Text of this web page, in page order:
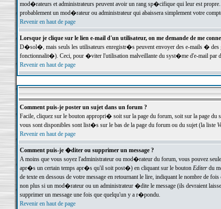
mod�rateurs et administrateurs peuvent avoir un rang sp�cifique qui leur est
probablement un mod�rateur ou administrateur qui abaissera simplement votre
Revenir en haut de page
Lorsque je clique sur le lien e-mail d'un utilisateur, on me demande de me
D�sol�, mais seuls les utilisateurs enregistr�s peuvent envoyer des e-mails �
fonctionnalit�). Ceci, pour �viter l'utilisation malveillante du syst�me d'e-mail par
Revenir en haut de page
Comment puis-je poster un sujet dans un forum ?
Facile, cliquez sur le bouton appropri� soit sur la page du forum, soit sur la page du
vous sont disponibles sont list�s sur le bas de la page du forum ou du sujet (la liste
Revenir en haut de page
Comment puis-je �diter ou supprimer un message ?
A moins que vous soyez l'administrateur ou mod�rateur du forum, vous pouvez
apr�s un certain temps apr�s qu'il soit post�) en cliquant sur le bouton Editerdu
de texte en dessous de votre message en retournant le lire, indiquant le nombre
non plus si un mod�rateur ou un administrateur �dite le message (ils devraient
supprimer un message une fois que quelqu'un y a r�pondu.
Revenir en haut de page